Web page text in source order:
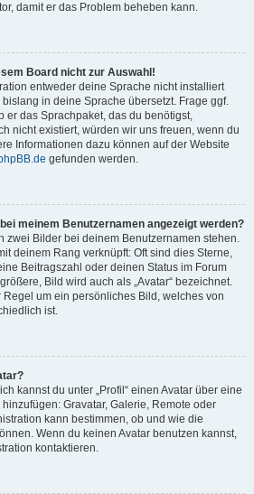
damit er das Problem beheben kann.
Board nicht zur Auswahl!
entweder deine Sprache nicht installiert
in deine Sprache übersetzt. Frage ggf.
er das Sprachpaket, das du benötigst,
nicht existiert, würden wir uns freuen, wenn du
Informationen dazu können auf der Website
gefunden werden.
meinem Benutzernamen angezeigt werden?
zwei Bilder bei deinem Benutzernamen stehen.
deinem Rang verknüpft: Oft sind dies Sterne,
Beitragszahl oder deinen Status im Forum
Bild wird auch als „Avatar“ bezeichnet.
um ein persönliches Bild, welches von
ist.
kannst du unter „Profil“ einen Avatar über eine
Gravatar, Galerie, Remote oder
kann bestimmen, ob und wie die
Wenn du keinen Avatar benutzen kannst,
kontaktieren.